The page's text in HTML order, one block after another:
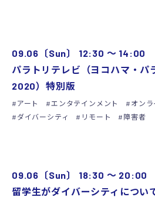
09.06〔Sun〕 12:30 〜 14:00
パラトリテレビ（ヨコハマ・パ
2020）特別版
アート エンタテインメント
オンラ
ダイバーシティ
リモート 障害者
09.06〔Sun〕 18:30 〜 20:00
留学生がダイバーシティについ